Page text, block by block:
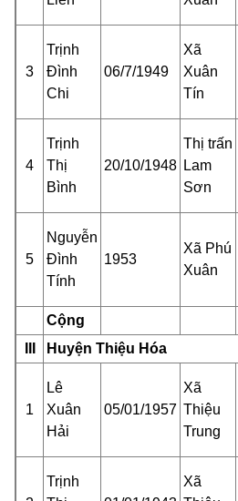
3
Trịnh
Đình
Chi
06/7/1949
Xã
Xuân
Tín
4
Trịnh
Thị
Bình
20/10/1948
Thị trấn
Lam
Sơn
5
Nguyễn
Đình
Tính
1953
Xã Phú
Xuân
Cộng
Huyện Thiệu Hóa
1
Lê
Xuân
Hải
05/01/1957
Xã
Thiệu
Trung
Trịnh
Xã